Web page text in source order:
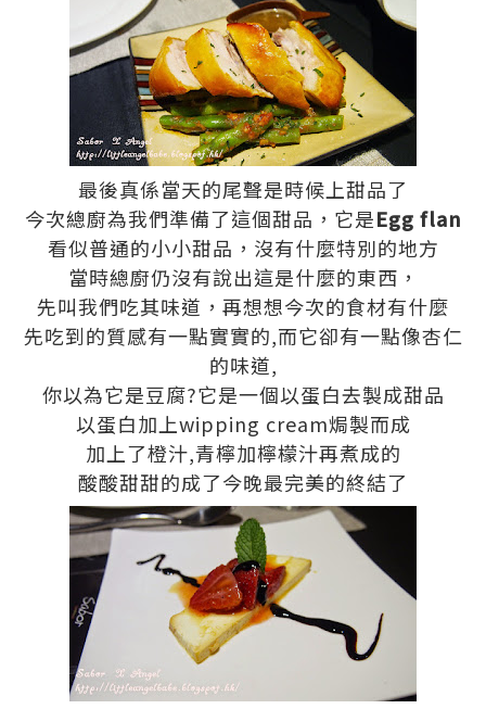
最後真係當天的尾聲是時候上甜品了
今次總廚為我們準備了這個甜品，它是Egg flan
看似普通的小小甜品，沒有什麼特別的地方
當時總廚仍沒有說出這是什麼的東西，
先叫我們吃其味道，再想想今次的食材有什麼
先吃到的質感有一點實實的,而它卻有一點像杏仁
的味道,
你以為它是豆腐?它是一個以蛋白去製成甜品
以蛋白加上wipping cream焗製而成
加上了橙汁,青檸加檸檬汁再煮成的
酸酸甜甜的成了今晚最完美的終結了